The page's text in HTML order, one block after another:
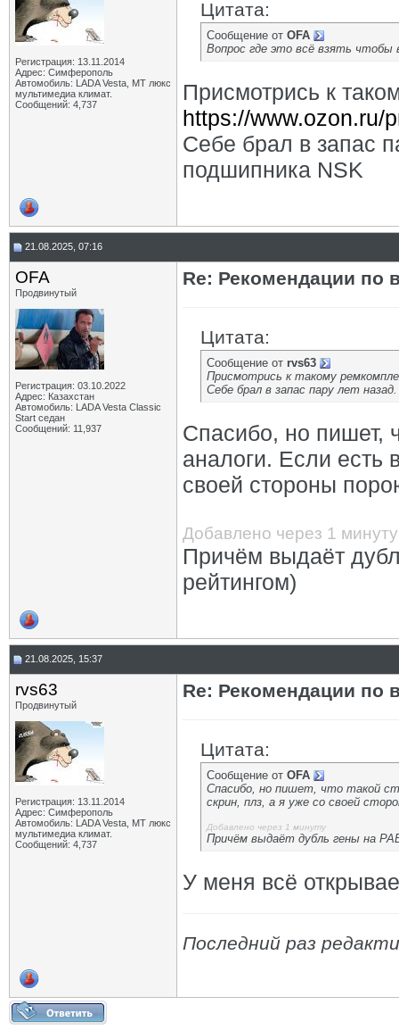
Регистрация: 13.11.2014
Адрес: Симферополь
Автомобиль: LADA Vesta, МТ люкс
мультимедиа климат.
Сообщений: 4,737
Цитата:
Сообщение от OFA
Вопрос где это всё взять чтобы
Присмотрись к
https://www.ozon.ru/
Себе брал в запас
подшипника NSK
21.08.2025, 07:16
OFA
Продвинутый
Регистрация: 03.10.2022
Адрес: Казахстан
Автомобиль: LADA Vesta Classic
Start седан
Сообщений: 11,937
Re: Рекомендации по
Цитата:
Сообщение от rvs63
Присмотрись к такому
Себе брал в запас пару лет
Спасибо, но пишет,
аналоги. Если есть
своей стороны
Добавлено через 1 минуту
Причём выдаёт
рейтингом)
21.08.2025, 15:37
rvs63
Продвинутый
Регистрация: 13.11.2014
Адрес: Симферополь
Автомобиль: LADA Vesta, МТ люкс
мультимедиа климат.
Сообщений: 4,737
Re: Рекомендации по
Цитата:
Сообщение от OFA
Спасибо, но пишет, что такой
скрин, плз, а я уже со своей
Добавлено через 1 минуту
Причём выдаёт дубль гены на
У меня всё
Последний раз